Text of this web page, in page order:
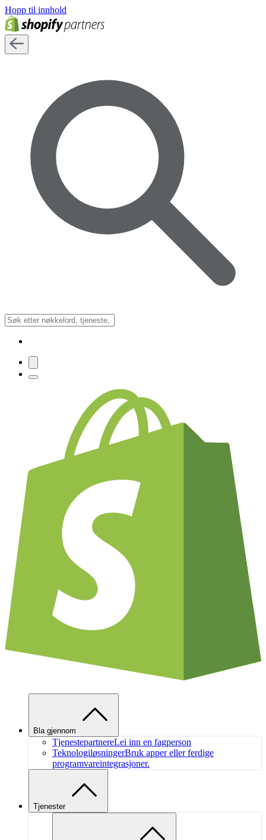
Hopp til innhold
Bla gjennom
TjenestepartnereLei inn en fagperson
TeknologiløsningerBruk apper eller ferdige
programvareintegrasjoner.
Tjenester